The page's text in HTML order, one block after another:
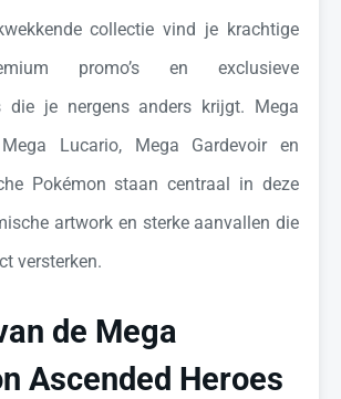
collectie vind je krachtige
promo’s en exclusieve
die je nergens anders krijgt. Mega
Lucario, Mega Gardevoir en
Pokémon staan centraal in deze
artwork en sterke aanvallen die
versterken.
de Mega
Ascended Heroes